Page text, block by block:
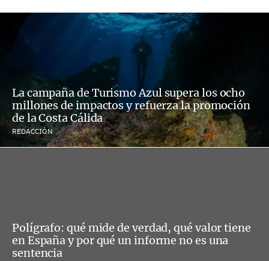
La campaña de Turismo Azul supera los ocho
millones de impactos y refuerza la promoción
de la Costa Cálida
REDACCIÓN
Polígrafo: qué mide de verdad, qué valor tiene
en España y por qué un informe no es una
sentencia